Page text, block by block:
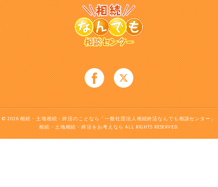
© 2026 相続・土地相続・終活のことなら「一般社団法人相続終活なんでも相談センター」
相続・土地相続・終活をお考えなら ALL RIGHTS RESERVED.